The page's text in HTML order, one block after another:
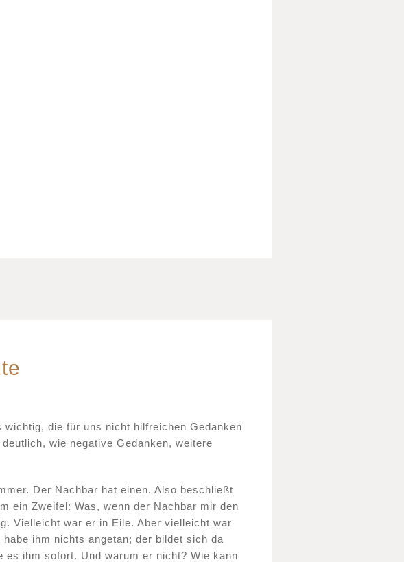
die für uns nicht hilfreichen Gedanken
wie negative Gedanken, weitere
Der Nachbar hat einen. Also beschließt
ein Zweifel: Was, wenn der Nachbar mir den
Vielleicht war er in Eile. Aber vielleicht war
ihm nichts angetan; der bildet sich da
es ihm sofort. Und warum er nicht? Wie kann